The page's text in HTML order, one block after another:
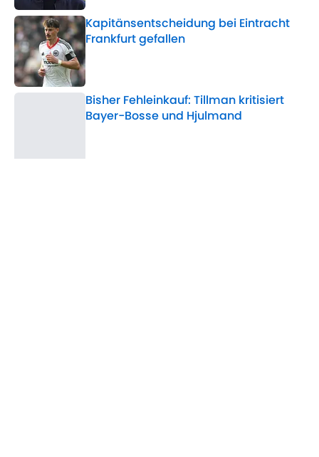
Kapitänsentscheidung bei Eintracht
Frankfurt gefallen
Bisher Fehleinkauf: Tillman kritisiert
Bayer-Bosse und Hjulmand